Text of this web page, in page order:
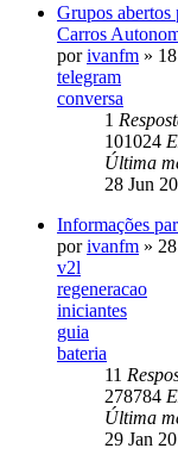
Grupos abertos
Carros
porivanfm »
telegram
conversa
1
101024
Última
28 Jun
Informações
porivanfm »
v2l
regeneracao
iniciantes
guia
bateria
11
278784
Última
29 Jan